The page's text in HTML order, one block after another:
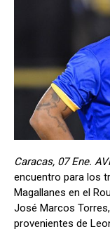
Caracas, 07 Ene.
encuentro para los
Magallanes en el
José Marcos
provenientes de